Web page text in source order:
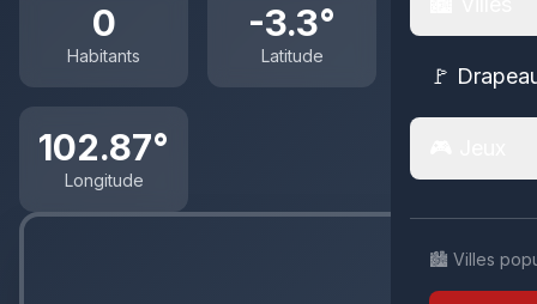
🚩
🏙️ Villes
0
Habitants
-3.3°
Latitude
102.87°
Longitude